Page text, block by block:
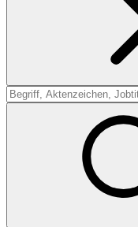
Suche